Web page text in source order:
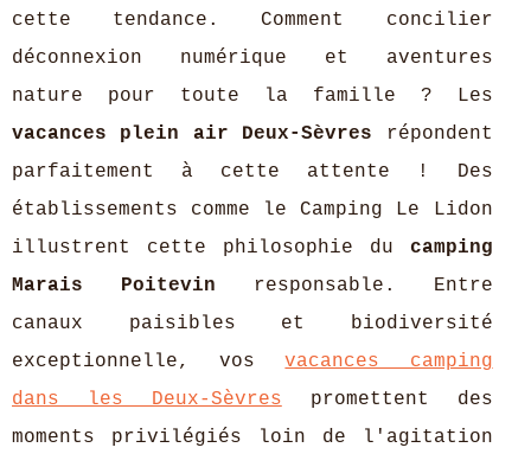
cette tendance. Comment concilier
déconnexion numérique et aventures
nature pour toute la famille ? Les
vacances plein air Deux-Sèvres répondent
parfaitement à cette attente ! Des
établissements comme le Camping Le Lidon
illustrent cette philosophie du camping
Marais Poitevin responsable. Entre
canaux paisibles et biodiversité
exceptionnelle,vosvacances camping
dans les Deux-Sèvres promettent des
moments privilégiés loin de l'agitation